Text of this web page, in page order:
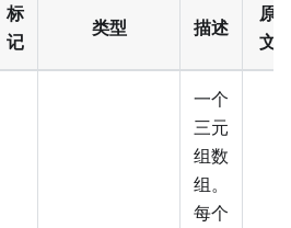
标
记
类型 描述
原
文
一个
三元
组数
组。
每个